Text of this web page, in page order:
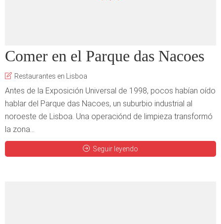
Comer en el Parque das Nacoes
Restaurantes en Lisboa
Antes de la Exposición Universal de 1998, pocos habían oído
hablar del Parque das Nacoes, un suburbio industrial al
noroeste de Lisboa. Una operaciónd de limpieza transformó
la zona...
Seguir leyendo